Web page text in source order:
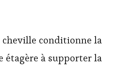
cheville conditionne la
étagère à supporter la